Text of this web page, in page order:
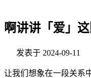
啊讲讲「爱」
发表于 2024-09-11
让我们想象在一段关系